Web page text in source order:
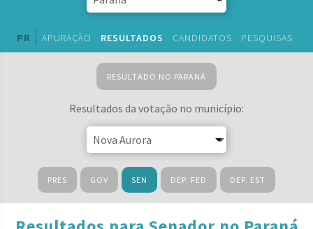
PR APURAÇÃO RESULTADOS CANDIDATOS PESQUISAS
RESULTADO NO PARANÁ
Resultados da votação no município:
PRES GOV SEN DEP. FED DEP. EST